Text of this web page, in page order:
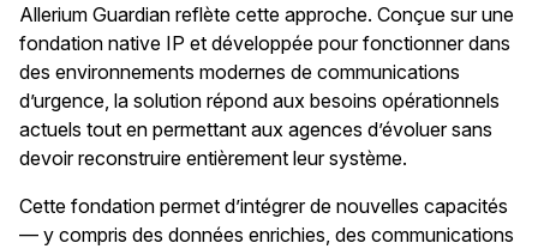
Allerium Guardian reflète cette approche. Conçue sur une
fondation native IP et développée pour fonctionner dans
des environnements modernes de communications
d’urgence, la solution répond aux besoins opérationnels
actuels tout en permettant aux agences d’évoluer sans
devoir reconstruire entièrement leur système.
Cette fondation permet d’intégrer de nouvelles capacités
— y compris des données enrichies, des communications